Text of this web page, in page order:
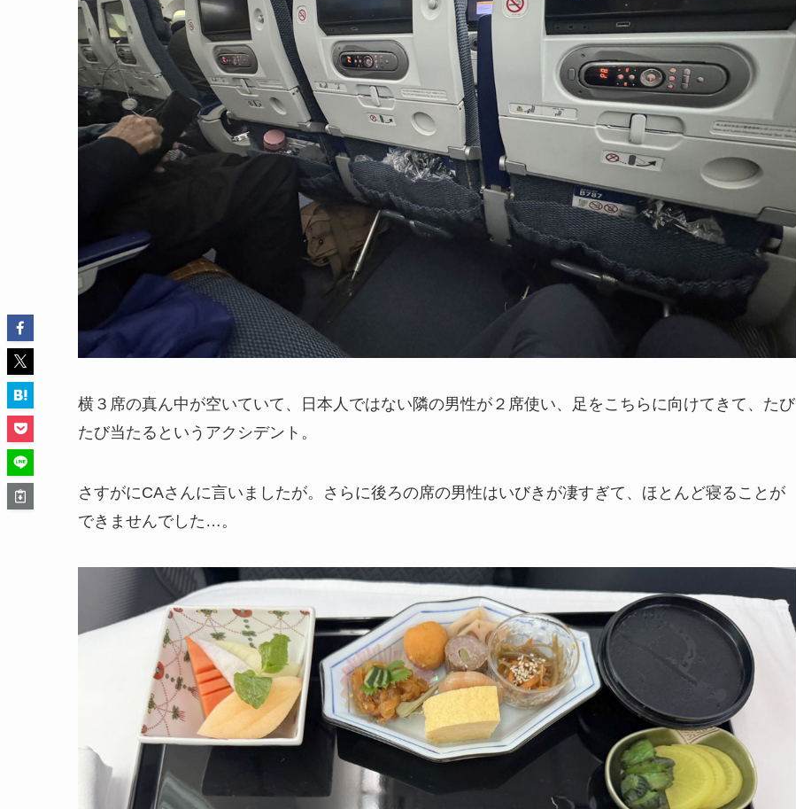
横３席の真ん中が空いていて、日本人ではない隣の男性が２席使い、足をこちらに向けてきて、たび
たび当たるというアクシデント。
さすがにCAさんに言いましたが。さらに後ろの席の男性はいびきが凄すぎて、ほとんど寝ることが
できませんでした…。